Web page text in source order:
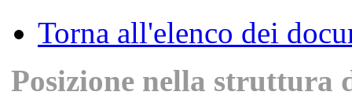
Torna all'elenco dei
Posizione nella struttura